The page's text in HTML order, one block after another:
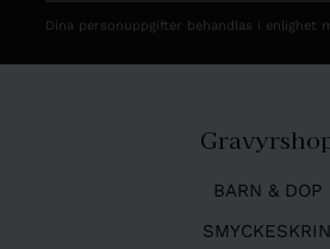
Dina personuppgifter behandlas i enlighet
BARN & DOP
SMYCKESKRIN